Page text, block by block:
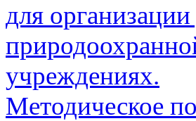
для
учреждениях.
Методическое